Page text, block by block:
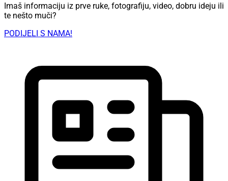
Imaš informaciju iz prve ruke, fotografiju, video, dobru ideju ili
te nešto muči?
PODIJELI S NAMA!